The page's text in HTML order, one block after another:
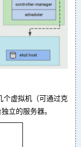
个虚拟机（可通过克
立的服务器。